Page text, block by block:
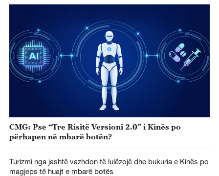
CMG: Pse “Tre Risitë Versioni 2.0” i Kinës po
përhapen në mbarë botën?
Turizmi nga jashtë vazhdon të lulëzojë dhe bukuria e Kinës po
magjeps të huajt e mbarë botës